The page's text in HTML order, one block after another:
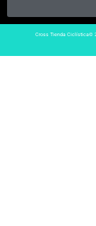
Cross Tienda Ciclística©